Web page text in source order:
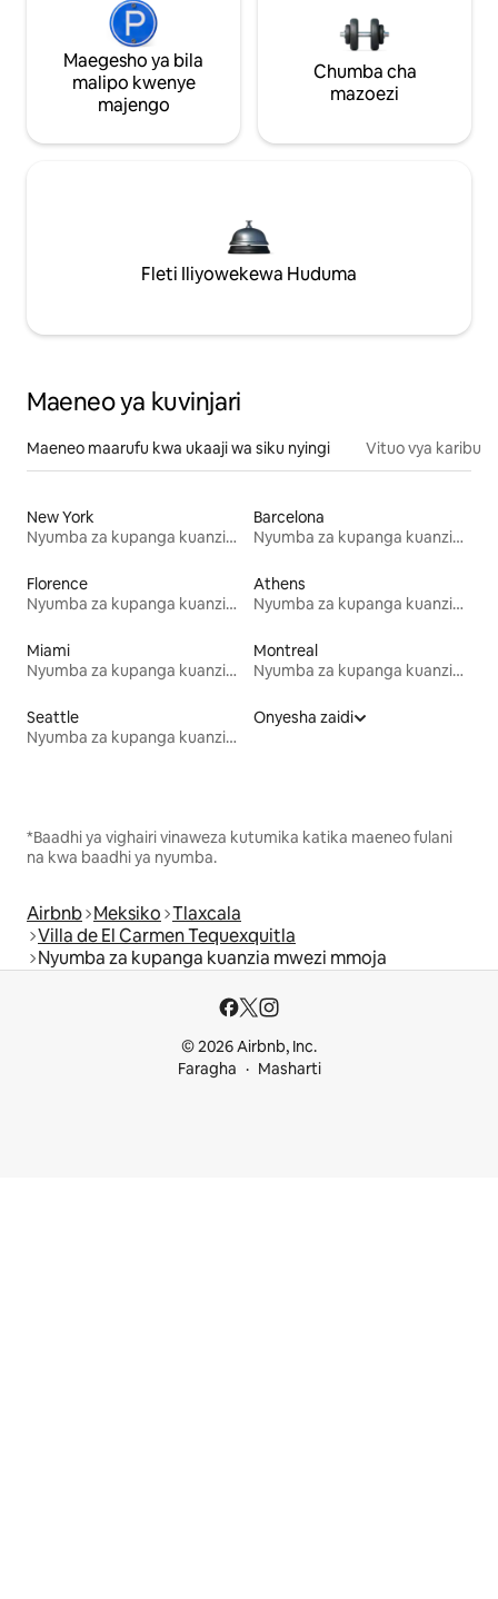
Maegesho ya bila
malipo kwenye
majengo
Chumba cha
mazoezi
Fleti Iliyowekewa Huduma
Maeneo ya kuvinjari
Maeneo maarufu kwa ukaaji wa siku nyingi Vituo vya karibu
New York
Nyumba za kupanga kuanzia mwezi mmoja
Barcelona
Nyumba za kupanga kuanzia mwezi mmoja
Florence
Nyumba za kupanga kuanzia mwezi mmoja
Athens
Nyumba za kupanga kuanzia mwezi mmoja
Miami
Nyumba za kupanga kuanzia mwezi mmoja
Montreal
Nyumba za kupanga kuanzia mwezi mmoja
Seattle
Nyumba za kupanga kuanzia mwezi mmoja
Onyesha zaidi
*Baadhi ya vighairi vinaweza kutumika katika maeneo fulani
na kwa baadhi ya nyumba.
Airbnb Meksiko Tlaxcala
Villa de El Carmen Tequexquitla
Nyumba za kupanga kuanzia mwezi mmoja
© 2026 Airbnb, Inc.
Faragha
Masharti